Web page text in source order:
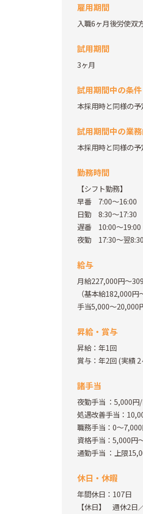
雇用期間
入職6ヶ月後労使双
試用期間
3ヶ月
試用期間中の条件
本採用時と同様の予
試用期間中の業
本採用時と同様の予
勤務時間
【シフト勤務】
早番 7:00～16:00
日勤 8:30～17:30
遅番 10:00～
夜勤 17:30～翌
給与
月給227,000円～
（基本給182,000
手当5,000～20,000
昇給・賞与
昇給：年1回
賞与：年2回(実績 2
諸手当
夜勤手当 ：5,000円
処遇改善手当：
職務手当：0～
資格手当：5,000円
通勤手当 ：上限
休日・休暇
年間休日：107日
【休日】 週休2日